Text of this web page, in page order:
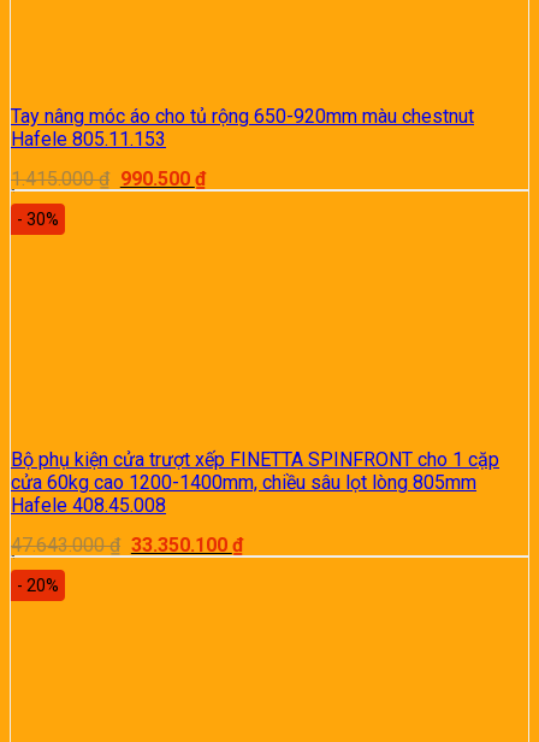
Tay nâng móc áo cho tủ rộng 650-920mm màu chestnut
Hafele 805.11.153
1.415.000₫ Giá
gốc
990.500 ₫Giá
hiện
- 30%
Bộ phụ kiện cửa trượt xếp FINETTA SPINFRONT cho 1 cặp
cửa 60kg cao 1200-1400mm, chiều sâu lọt lòng 805mm
Hafele 408.45.008
47.643.000₫ Giá
gốc
33.350.100 ₫Giá
hiện
- 20%